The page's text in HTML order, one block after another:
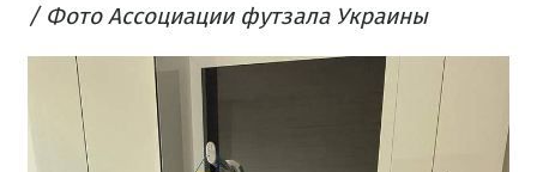
/ Фото Ассоциации футзала Украины